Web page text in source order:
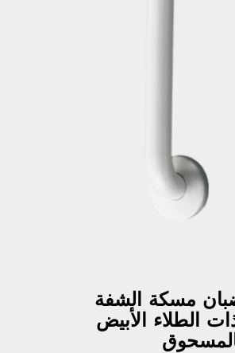
مسكة الشفة
الطلاء الأبيض